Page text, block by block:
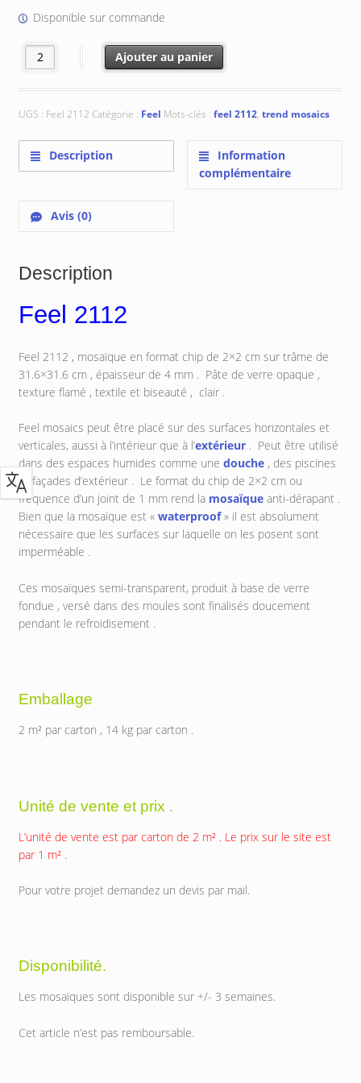
€ 145.20. € 116.16.
Disponible sur commande
quantité de Feel 2112 : 2x2 cm
Ajouter au panier
UGS : Feel 2112 Catégorie : Feel Mots-clés : feel 2112, trend mosaics
Description
Information
complémentaire
Avis (0)
Description
Feel 2112
Feel 2112 , mosaïque en format chip de 2×2 cm sur trâme de
31.6×31.6 cm , épaisseur de 4 mm . Pâte de verre opaque ,
texture flamé , textile et biseauté , clair .
Feel mosaics peut être placé sur des surfaces horizontales et
verticales, aussi à l’intérieur que à l’extérieur. Peut être utilisé
dans des espaces humides comme une douche, des piscines
et façades d’extérieur . Le format du chip de 2×2 cm ou
fréquence d’un joint de 1 mm rend la mosaïqueanti-dérapant .
Bien que la mosaïque est « waterproof» il est absolument
nécessaire que les surfaces sur laquelle on les posent sont
imperméable .
Ces mosaïques semi-transparent, produit à base de verre
fondue , versé dans des moules sont finalisés doucement
pendant le refroidisement .
Emballage
2 m² par carton , 14 kg par carton .
Unité de vente et prix .
L’unité de vente est par carton de 2 m² . Le prix sur le site est
par 1 m² .
Pour votre projet demandez un devis par mail.
Disponibilité.
Les mosaïques sont disponible sur +/- 3 semaines.
Cet article n’est pas remboursable.